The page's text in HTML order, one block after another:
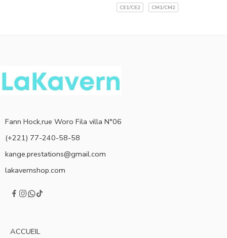
CE1/CE2 CM1/CM2
Fann Hock,rue Woro Fila villa N°06
(+221) 77-240-58-58
kange.prestations@gmail.com
lakavernshop.com
ACCUEIL